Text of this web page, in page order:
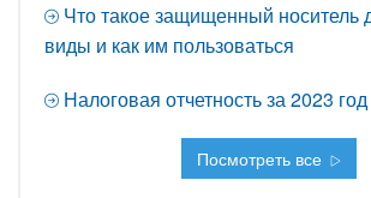
Что такое защищенный
виды и как им пользоваться
Налоговая отчетность за 2023
Посмотреть все